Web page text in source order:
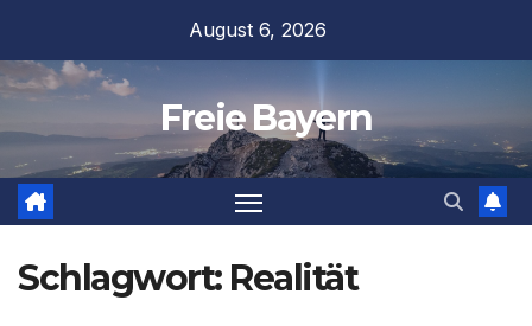
springen
August 6, 2026
Freie Bayern
Schlagwort: Realität